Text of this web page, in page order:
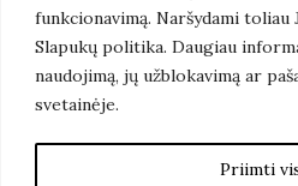
funkcionavimą. Naršydami toliau
Slapukų politika. Daugiau
naudojimą, jų užblokavimą ar
svetainėje.
Priimti
f